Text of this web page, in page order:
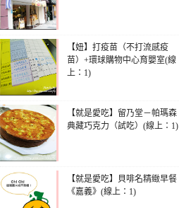
【妞】打疫苗（不打流感疫
苗）+環球購物中心育嬰室(線
上：1)
【就是愛吃】留乃堂－帕瑪森
典藏巧克力（試吃）(線上：1)
【就是愛吃】貝啡名精緻早餐
《嘉義》(線上：1)